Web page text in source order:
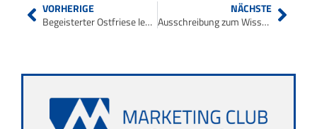
VORHERIGE
Begeisterter Ostfriese legt Wert auf Umgangsformen
NÄCHSTE
Ausschreibung zum Wissenschaftspreis 2014